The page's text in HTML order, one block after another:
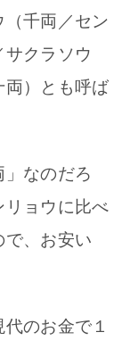
千両／セン
サクラソウ
両）とも呼ば
」なのだろ
ョウに比べ
で、お安い
のお金で１